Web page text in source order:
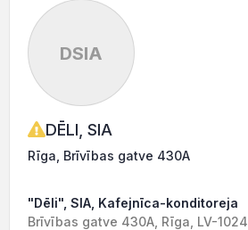
DSIA
DĒLI, SIA
Rīga, Brīvības gatve 430A
"Dēli", SIA, Kafejnīca-konditoreja
Brīvības gatve 430A, Rīga, LV-1024